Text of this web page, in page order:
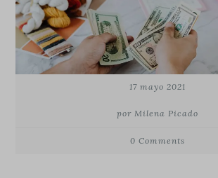
17 mayo 2021
por Milena Picado
0 Comments